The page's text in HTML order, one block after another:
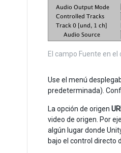
El campo Fuente en
Use el menú
predeterminada).
La opción de origen
video de origen. Por
algún lugar donde
bajo el control directo